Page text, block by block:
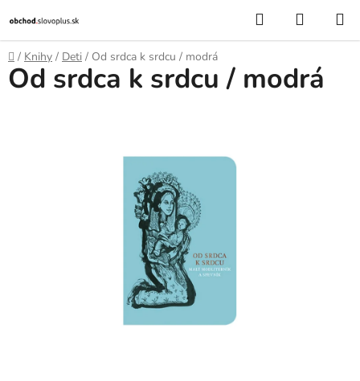
na
obsah
Hľadať
KOŠÍK
Domov
/ Knihy / Deti / Od srdca k srdcu / modrá
Od srdca k srdcu / modrá